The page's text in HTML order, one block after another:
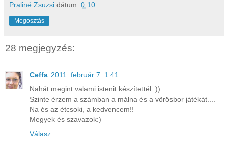
Praliné Zsuzsi dátum: 0:10
Megosztás
28 megjegyzés:
Ceffa 2011. február 7. 1:41
Nahát megint valami istenit készítettél::))
Szinte érzem a számban a málna és a vörösbor játékát....
Na és az étcsoki, a kedvencem!!
Megyek és szavazok:)
Válasz